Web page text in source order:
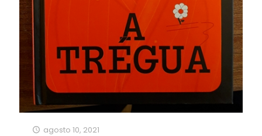
agosto 10, 2021